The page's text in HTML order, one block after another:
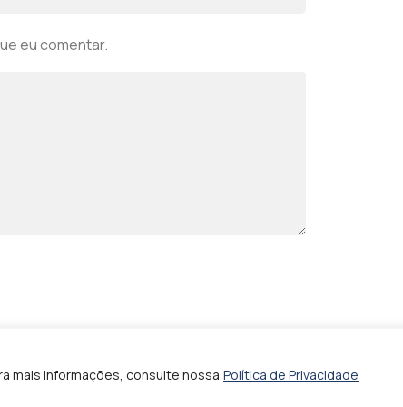
mais informações, consulte nossa Política de Privacidade
eu comentar.